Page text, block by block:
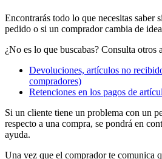
Encontrarás todo lo que necesitas saber
pedido o si un comprador cambia de
¿No es lo que buscabas? Consulta otros
Devoluciones, artículos no
compradores)
Retenciones en los pagos de
Si un cliente tiene un problema con un
respecto a una compra, se pondrá en
ayuda.
Una vez que el comprador te comunica